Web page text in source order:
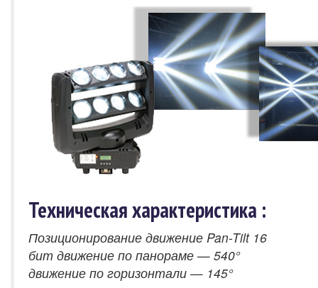
Техническая характеристика :
Позиционирование движение Pan-Tilt 16
бит движение по панораме — 540°
движение по горизонтали — 145°